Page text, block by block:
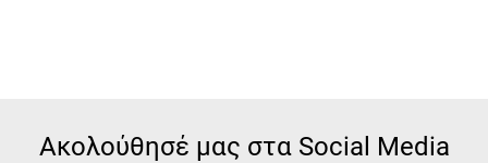
Ακολούθησέ μας στα Social Media